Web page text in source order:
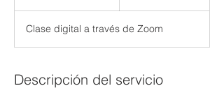
a
l
z
a
Clase digital a través de Zoom
Descripción del servicio